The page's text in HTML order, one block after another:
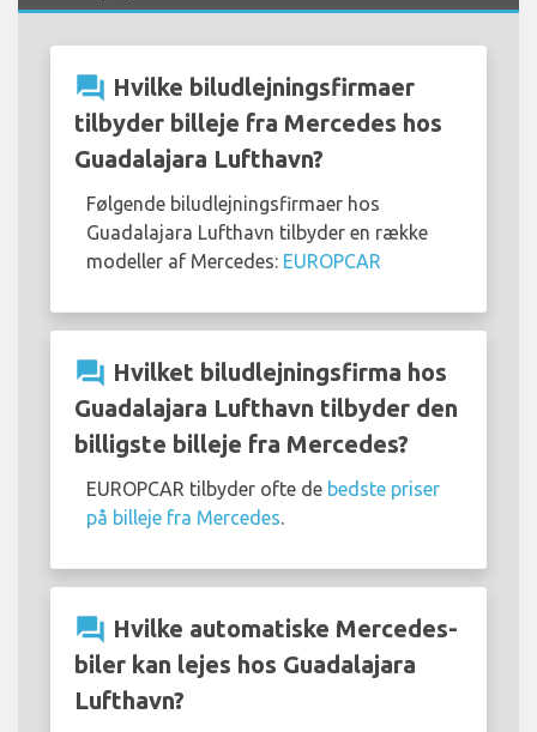
question_answer Hvilke biludlejningsfirmaer
tilbyder billeje fra Mercedes hos
Guadalajara Lufthavn?
Følgende biludlejningsfirmaer hos
Guadalajara Lufthavn tilbyder en række
modeller af Mercedes: EUROPCAR
question_answer Hvilket biludlejningsfirma hos
Guadalajara Lufthavn tilbyder den
billigste billeje fra Mercedes?
EUROPCAR tilbyder ofte de bedste priser
på billeje fra Mercedes
question_answer Hvilke automatiske Mercedes-
biler kan lejes hos Guadalajara
Lufthavn?